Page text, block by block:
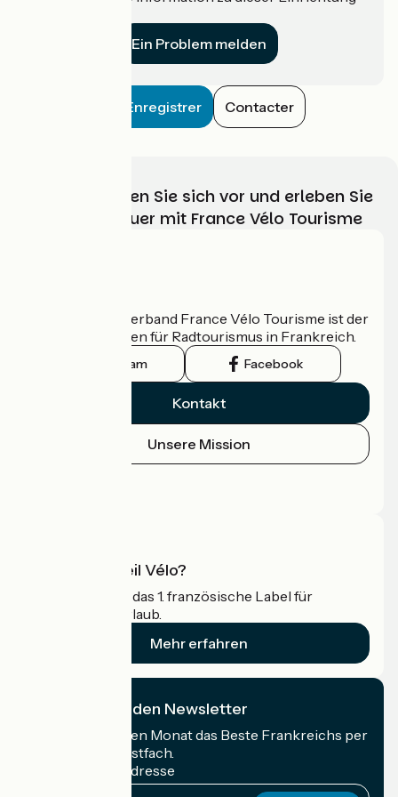
Ein Problem melden
Enregistrer Contacter
Wählen, bereiten Sie sich vor und erleben Sie
Ihr Radabenteuer mit France Vélo Tourisme
Der nationale Verband France Vélo Tourisme ist der
offizielle Leitfaden für Radtourismus in Frankreich.
Instagram Facebook
Kontakt
Unsere Mission
Was ist Accueil Vélo?
Accueil Vélo ist das 1. französische Label für
Radfahrer im Urlaub.
Mehr erfahren
Ich abonniere den Newsletter
Erhalten Sie jeden Monat das Beste Frankreichs per
Rad in Ihrem Postfach.
Meine E-Mail-Adresse